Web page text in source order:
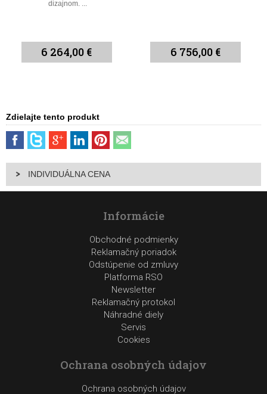
6 756,00 € 6 756,00 €
Zdielajte tento produkt
INDIVIDUÁLNA CENA
Informácie
Obchodné podmienky
Reklamačný poriadok
Odstúpenie od zmluvy
Platforma RSO
Newsletter
Reklamačný protokol
Náhradné diely
Servis
Cookies
Ochrana osobných údajov
Ochrana osobných údajov